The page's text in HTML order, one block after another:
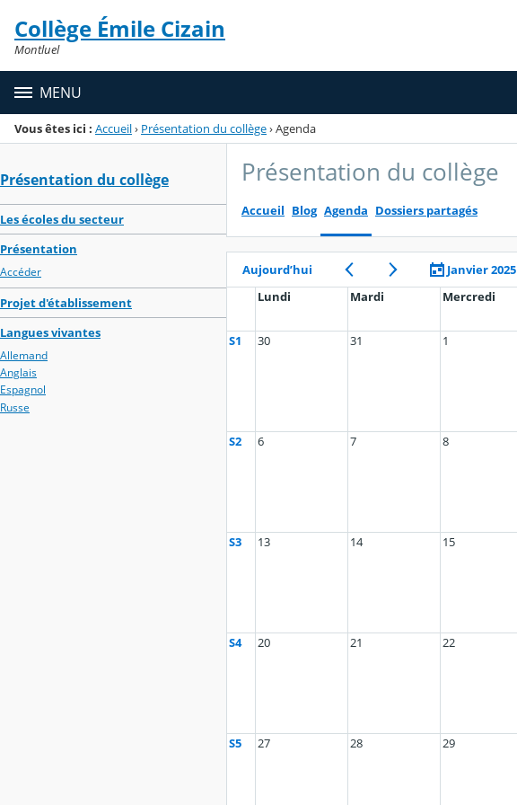
Menu de la rubrique
Contenu
Collège Émile Cizain
Montluel
MENU
Vous êtes ici : Accueil› Présentation du collège›Agenda
Présentation du collège
Les écoles du secteur
Présentation
Accéder
Projet d'établissement
Langues vivantes
Allemand
Anglais
Espagnol
Russe
Présentation du collège
Accueil Blog Agenda Dossiers partagés
Aujourd’hui Janvier 2025
Lundi
Mardi Mercredi
S1 30 31 1
S2 6 7 8
S3 13 14 15
S4 20 21 22
S5 27 28 29